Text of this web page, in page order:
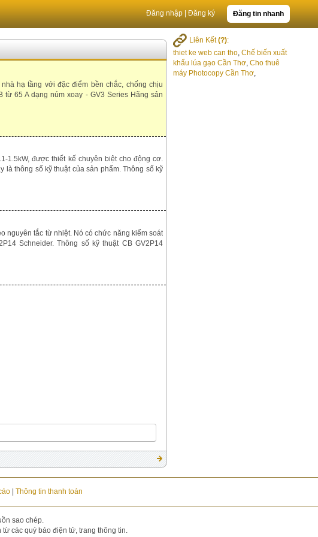
Đăng tin nhanh
Đăng nhập Đăng ký
Liên Kết(?):
thiet ke web can tho, Chế biến xuất
khẩu lúa gạo Cần Thơ, Cho thuê
máy Photocopy Cần Thơ,
hạ tầng với đặc điểm bền chắc, chống chịu
65 A dạng núm xoay - GV3 Series Hãng sản
1.5kW, được thiết kế chuyên biệt cho động cơ.
thông số kỹ thuật của sản phẩm. Thông số kỹ
nguyên tắc từ nhiệt. Nó có chức năng kiểm soát
Schneider. Thông số kỹ thuật CB GV2P14
| Thông tin thanh toán
sao chép.
các quý báo điện tử, trang thông tin.